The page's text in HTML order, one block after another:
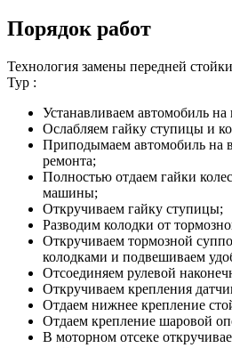
Порядок работ
Технология замены передней
Тур :
Устанавливаем автомобиль
Ослабляем гайку ступицы и
Приподымаем автомобиль на
ремонта;
Полностью отдаем гайки
машины;
Откручиваем гайку ступицы;
Разводим колодки от
Откручиваем тормозной
колодками и подвешиваем
Отсоединяем рулевой
Откручиваем крепления
Отдаем нижнее крепление
Отдаем крепление шаровой
В моторном отсеке